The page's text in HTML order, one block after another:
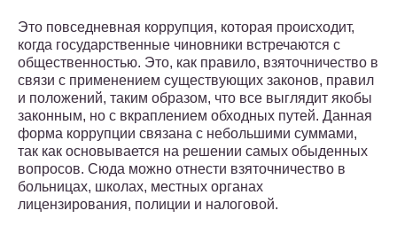
Это повседневная коррупция, которая происходит,
когда государственные чиновники встречаются с
общественностью. Это, как правило, взяточничество в
связи с применением существующих законов, правил
и положений, таким образом, что все выглядит якобы
законным, но с вкраплением обходных путей. Данная
форма коррупции связана с небольшими суммами,
так как основывается на решении самых обыденных
вопросов. Сюда можно отнести взяточничество в
больницах, школах, местных органах
лицензирования, полиции и налоговой.